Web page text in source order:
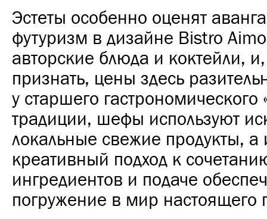
Эстеты особенно оценят
футуризм в дизайне Bistro
авторские блюда и коктейли,
признать, цены здесь
у старшего гастрономического
традиции, шефы используют
локальные свежие продукты, а
креативный подход к
ингредиентов и подаче
погружение в мир настоящего